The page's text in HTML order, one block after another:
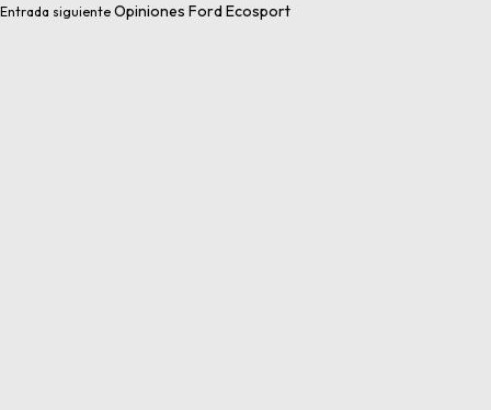
Entrada siguiente Opiniones Ford Ecosport